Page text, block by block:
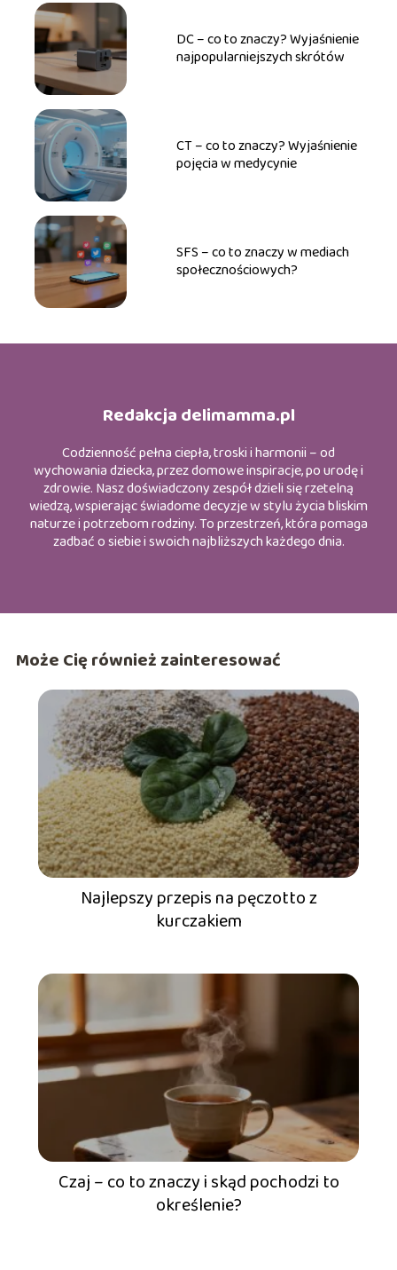
DC – co to znaczy? Wyjaśnienie
najpopularniejszych skrótów
CT – co to znaczy? Wyjaśnienie
pojęcia w medycynie
SFS – co to znaczy w mediach
społecznościowych?
Redakcja delimamma.pl
Codzienność pełna ciepła, troski i harmonii – od
wychowania dziecka, przez domowe inspiracje, po urodę i
zdrowie. Nasz doświadczony zespół dzieli się rzetelną
wiedzą, wspierając świadome decyzje w stylu życia bliskim
naturze i potrzebom rodziny. To przestrzeń, która pomaga
zadbać o siebie i swoich najbliższych każdego dnia.
Może Cię również zainteresować
Najlepszy przepis na pęczotto z
kurczakiem
Czaj – co to znaczy i skąd pochodzi to
określenie?